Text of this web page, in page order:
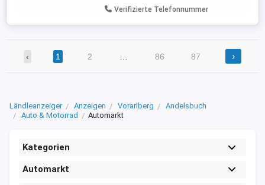
Verifizierte Telefonnummer
‹ 1 2 86 87 ›
Ländleanzeiger Anzeigen Vorarlberg
Andelsbuch
Auto & Motorrad
Automarkt
Kategorien
Automarkt